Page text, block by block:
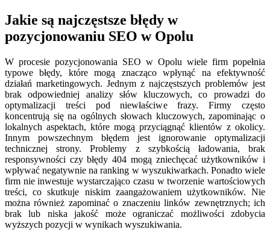
Jakie są najczęstsze błędy w
pozycjonowaniu SEO w Opolu
W procesie pozycjonowania SEO w Opolu wiele firm popełnia
typowe błędy, które mogą znacząco wpłynąć na efektywność
działań marketingowych. Jednym z najczęstszych problemów jest
brak odpowiedniej analizy słów kluczowych, co prowadzi do
optymalizacji treści pod niewłaściwe frazy. Firmy często
koncentrują się na ogólnych słowach kluczowych, zapominając o
lokalnych aspektach, które mogą przyciągnąć klientów z okolicy.
Innym powszechnym błędem jest ignorowanie optymalizacji
technicznej strony. Problemy z szybkością ładowania, brak
responsywności czy błędy 404 mogą zniechęcać użytkowników i
wpływać negatywnie na ranking w wyszukiwarkach. Ponadto wiele
firm nie inwestuje wystarczająco czasu w tworzenie wartościowych
treści, co skutkuje niskim zaangażowaniem użytkowników. Nie
można również zapominać o znaczeniu linków zewnętrznych; ich
brak lub niska jakość może ograniczać możliwości zdobycia
wyższych pozycji w wynikach wyszukiwania.